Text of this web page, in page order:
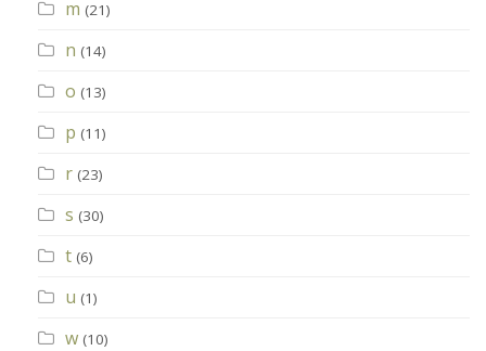
m (21)
n (14)
o (13)
p (11)
r (23)
s (30)
t (6)
u (1)
w (10)